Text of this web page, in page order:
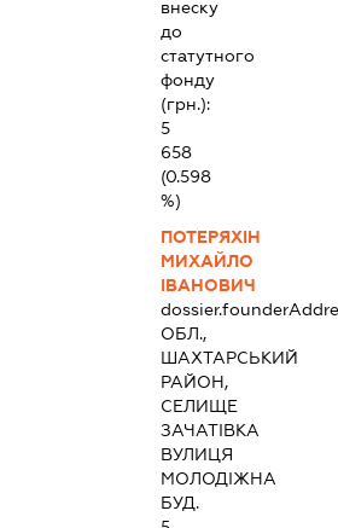
внеску
до
статутного
фонду
(грн.):
5
658
(0.598
%)
ПОТЕРЯХІН
МИХАЙЛО
ІВАНОВИЧ
ОБЛ.,
ШАХТАРСЬКИЙ
РАЙОН,
СЕЛИЩЕ
ЗАЧАТІВКА
ВУЛИЦЯ
МОЛОДІЖНА
БУД.